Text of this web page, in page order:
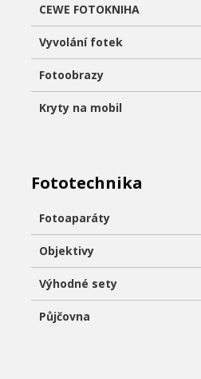
CEWE FOTOKNIHA
Vyvolání fotek
Fotoobrazy
Kryty na mobil
Fototechnika
Fotoaparáty
Objektivy
Výhodné sety
Půjčovna